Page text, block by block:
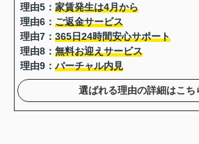
理由5：家賃発生は4月から
理由6：ご返金サービス
理由7：365日24時間安心サポート
理由8：無料お迎えサービス
理由9：バーチャル内見
選ばれる理由の詳細はこち